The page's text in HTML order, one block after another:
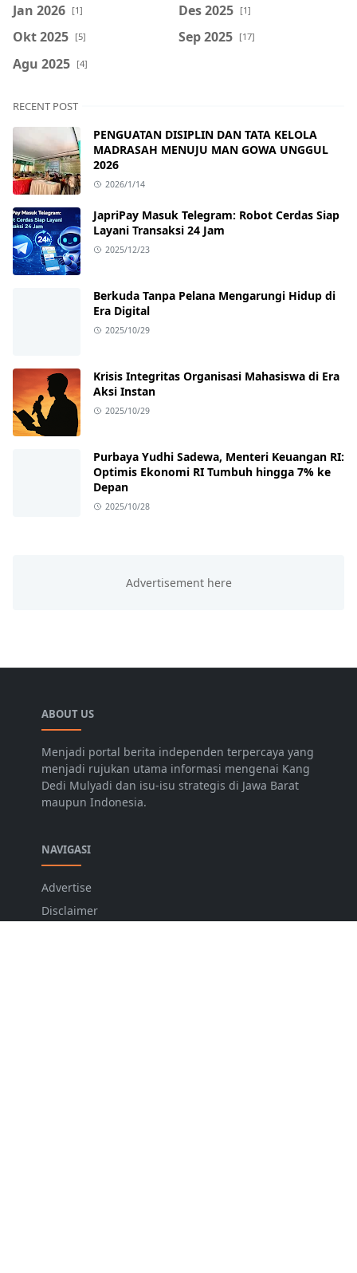
Jan 2026 [1] Des 2025 [1]
Okt 2025 [5] Sep 2025 [17]
Agu 2025 [4]
RECENT POST
PENGUATAN DISIPLIN DAN TATA KELOLA
MADRASAH MENUJU MAN GOWA UNGGUL
2026
2026/1/14
JapriPay Masuk Telegram: Robot Cerdas Siap
Layani Transaksi 24 Jam
2025/12/23
Berkuda Tanpa Pelana Mengarungi Hidup di
Era Digital
2025/10/29
Krisis Integritas Organisasi Mahasiswa di Era
Aksi Instan
2025/10/29
Purbaya Yudhi Sadewa, Menteri Keuangan RI:
Optimis Ekonomi RI Tumbuh hingga 7% ke
Depan
2025/10/28
ABOUT US
Menjadi portal berita independen terpercaya yang
menjadi rujukan utama informasi mengenai Kang
Dedi Mulyadi dan isu-isu strategis di Jawa Barat
maupun Indonesia.
NAVIGASI
Advertise
Disclaimer